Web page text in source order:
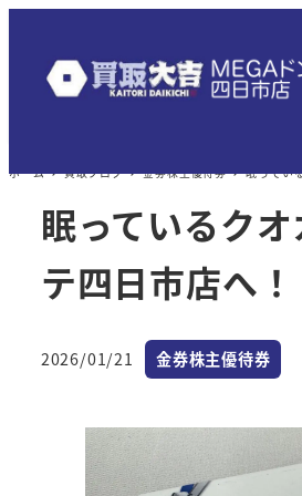
テ
ホーム 買取ブログ 金券株主優待券 眠ってい
眠っているク
テ四日市店へ！
投稿日
2026/01/21 カテゴリー
金券株主優待券